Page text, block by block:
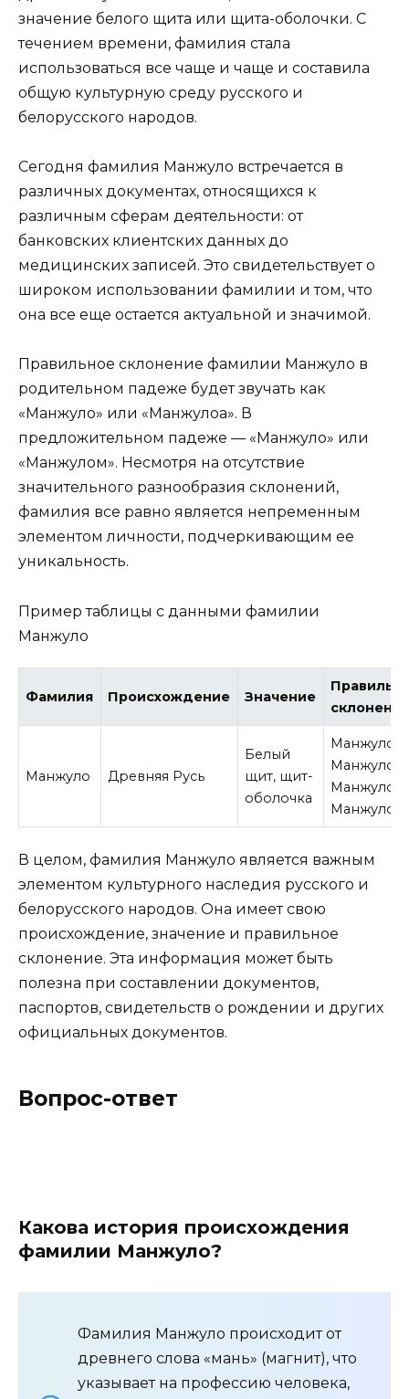
значение белого щита или щита-оболочки. С
течением времени, фамилия стала
использоваться все чаще и чаще и составила
общую культурную среду русского и
белорусского народов.
Сегодня фамилия Манжуло встречается в
различных документах, относящихся к
различным сферам деятельности: от
банковских клиентских данных до
медицинских записей. Это свидетельствует о
широком использовании фамилии и том, что
она все еще остается актуальной и значимой.
Правильное склонение фамилии Манжуло в
родительном падеже будет звучать как
«Манжуло» или «Манжулоа». В
предложительном падеже — «Манжуло» или
«Манжулом». Несмотря на отсутствие
значительного разнообразия склонений,
фамилия все равно является непременным
элементом личности, подчеркивающим ее
уникальность.
Пример таблицы с данными фамилии
Манжуло
Фамилия Происхождение Значение
Манжуло Древняя Русь
Белый
щит, щит-
оболочка
Манжуло,
Манжулоа,
Манжуло,
Манжулом
В целом, фамилия Манжуло является важным
элементом культурного наследия русского и
белорусского народов. Она имеет свою
происхождение, значение и правильное
склонение. Эта информация может быть
полезна при составлении документов,
паспортов, свидетельств о рождении и других
официальных документов.
Вопрос-ответ
Какова история происхождения
фамилии Манжуло?
Фамилия Манжуло происходит от
древнего слова «мань» (магнит), что
указывает на профессию человека,